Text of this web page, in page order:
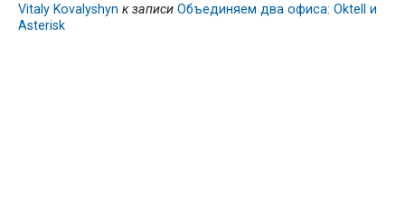
Vitaly Kovalyshyn к записи Объединяем два офиса: Oktell и
Asterisk